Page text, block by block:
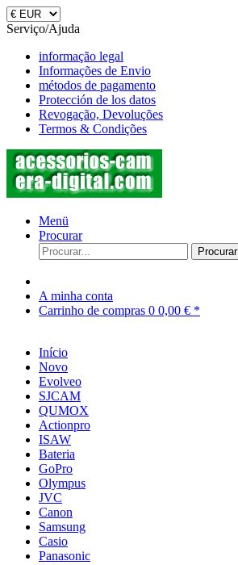
Serviço/Ajuda
informação legal
Informações de Envio
métodos de pagamento
Protección de los datos
Revogação, Devoluções
Termos & Condições
Menü
Procurar
Procurar
A minha conta
Carrinho de compras 0 0,00 € *
Início
Novo
Evolveo
SJCAM
QUMOX
Actionpro
ISAW
Bateria
GoPro
Olympus
JVC
Canon
Samsung
Casio
Panasonic